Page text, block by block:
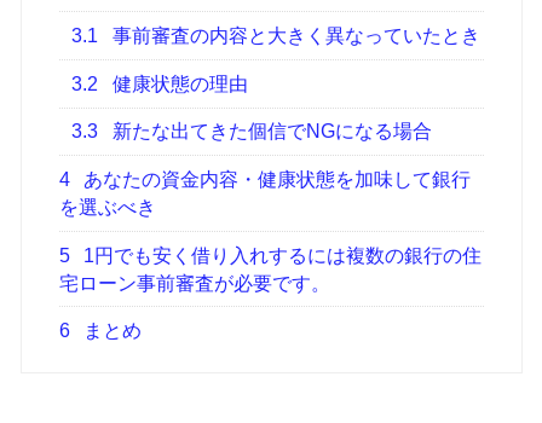
3.1 事前審査の内容と大きく異なっていたとき
3.2 健康状態の理由
3.3 新たな出てきた個信でNGになる場合
4
あなたの資金内容・健康状態を加味して銀行
を選ぶべき
5
1円でも安く借り入れするには複数の銀行の住
宅ローン事前審査が必要です。
6 まとめ